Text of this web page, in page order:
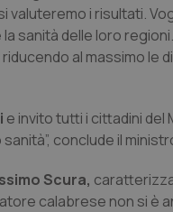
i risultati.
sanità delle loro
al massimo le
e invito tutti i cittadini del
conclude il
Scura,
calabrese non si è